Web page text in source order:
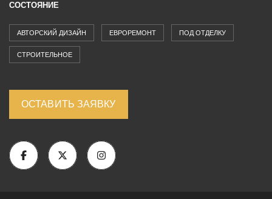
СОСТОЯНИЕ
АВТОРСКИЙ ДИЗАЙН ЕВРОРЕМОНТ ПОД ОТДЕЛКУ
СТРОИТЕЛЬНОЕ
ОСТАВИТЬ ЗАЯВКУ